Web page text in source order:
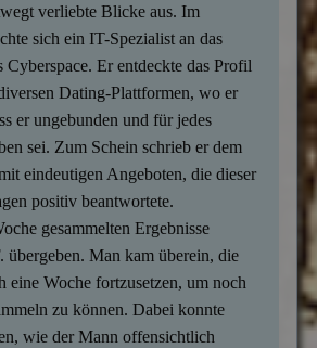
verliebte Blicke aus. Im
sich ein IT-Spezialist an das
Cyberspace. Er entdeckte das Profil
Dating-Plattformen, wo er
er ungebunden und für jedes
sei. Zum Schein schrieb er dem
eindeutigen Angeboten, die dieser
positiv beantwortete.
gesammelten Ergebnisse
übergeben. Man kam überein, die
eine Woche fortzusetzen, um noch
zu können. Dabei konnte
wie der Mann offensichtlich